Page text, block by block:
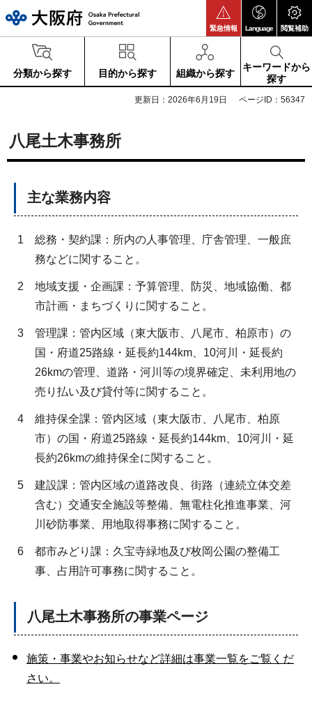
緊急情報 Language 閲覧補助
分類から探す 目的から探す 組織から探す
キーワードから
探す
更新日：2026年6月19日 ページID：56347
八尾土木事務所
主な業務内容
1
総務・契約課：所内の人事管理、庁舎管理、一般庶
務などに関すること。
2
地域支援・企画課：予算管理、防災、地域協働、都
市計画・まちづくりに関すること。
3
管理課：管内区域（東大阪市、八尾市、柏原市）の
国・府道25路線・延長約144km、10河川・延長約
26kmの管理、道路・河川等の境界確定、未利用地の
売り払い及び貸付等に関すること。
4
維持保全課：管内区域（東大阪市、八尾市、柏原
市）の国・府道25路線・延長約144km、10河川・延
長約26kmの維持保全に関すること。
5
建設課：管内区域の道路改良、街路（連続立体交差
含む）交通安全施設等整備、無電柱化推進事業、河
川砂防事業、用地取得事務に関すること。
6
都市みどり課：久宝寺緑地及び枚岡公園の整備工
事、占用許可事務に関すること。
八尾土木事務所の事業ページ
施策・事業やお知らせなど詳細は事業一覧をご覧くだ
さい。